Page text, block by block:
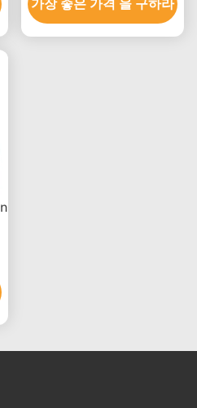
가장 좋은 가격 을 구하라